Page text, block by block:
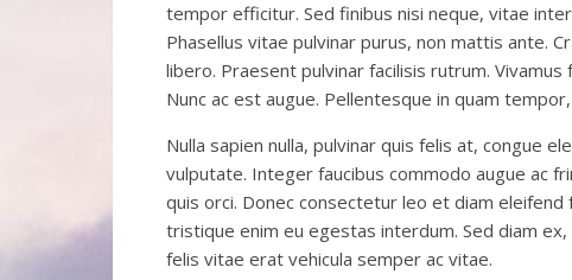
tempor efficitur. Sed finibus nisi neque, vitae
Phasellus vitae pulvinar purus, non mattis ante.
libero. Praesent pulvinar facilisis rutrum.
Nunc ac est augue. Pellentesque in quam
Nulla sapien nulla, pulvinar quis felis at, congue
vulputate. Integer faucibus commodo augue ac
quis orci. Donec consectetur leo et diam
tristique enim eu egestas interdum. Sed diam
felis vitae erat vehicula semper ac vitae.